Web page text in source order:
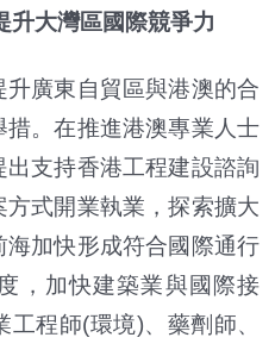
大灣區國際競爭力
廣東自貿區與港澳的合
。在推進港澳專業人士
支持香港工程建設諮詢
式開業執業，探索擴大
加快形成符合國際通行
，加快建築業與國際接
程師(環境)、藥劑師、